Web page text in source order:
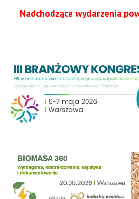
Nadchodzące wydarzenia